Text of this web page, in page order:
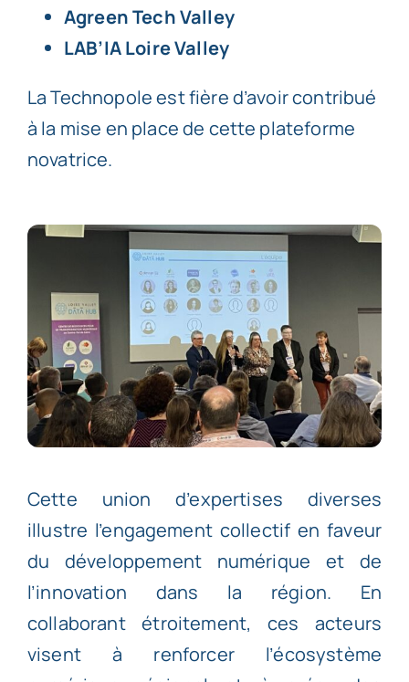
Agreen Tech Valley
LAB’IA Loire Valley
La Technopole est fière d’avoir contribué
à la mise en place de cette plateforme
novatrice.
Cette union d’expertises diverses
illustre l’engagement collectif en faveur
du développement numérique et de
l’innovation dans la région. En
collaborant étroitement, ces acteurs
visent à renforcer l’écosystème